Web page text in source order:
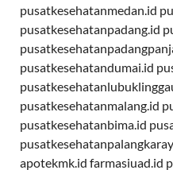
pusatkesehatanmedan.id
pusatkesehatanpadang.id
pusatkesehatandumai.id
pusatkesehatanmalang.id
pusatkesehatanbima.id
apotekmk.id farmasiuad.id